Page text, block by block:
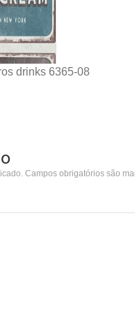
drinks 6365-08
Campos obrigatórios são